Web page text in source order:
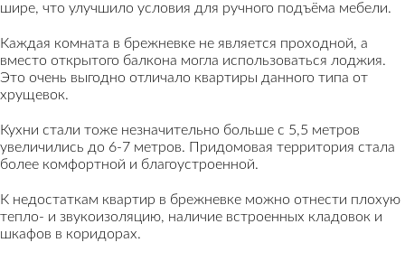
шире, что улучшило условия для ручного подъёма мебели.
Каждая комната в брежневке не является проходной, а
вместо открытого балкона могла использоваться лоджия.
Это очень выгодно отличало квартиры данного типа от
хрущевок.
Кухни стали тоже незначительно больше с 5,5 метров
увеличились до 6-7 метров. Придомовая территория стала
более комфортной и благоустроенной.
К недостаткам квартир в брежневке можно отнести плохую
тепло- и звукоизоляцию, наличие встроенных кладовок и
шкафов в коридорах.